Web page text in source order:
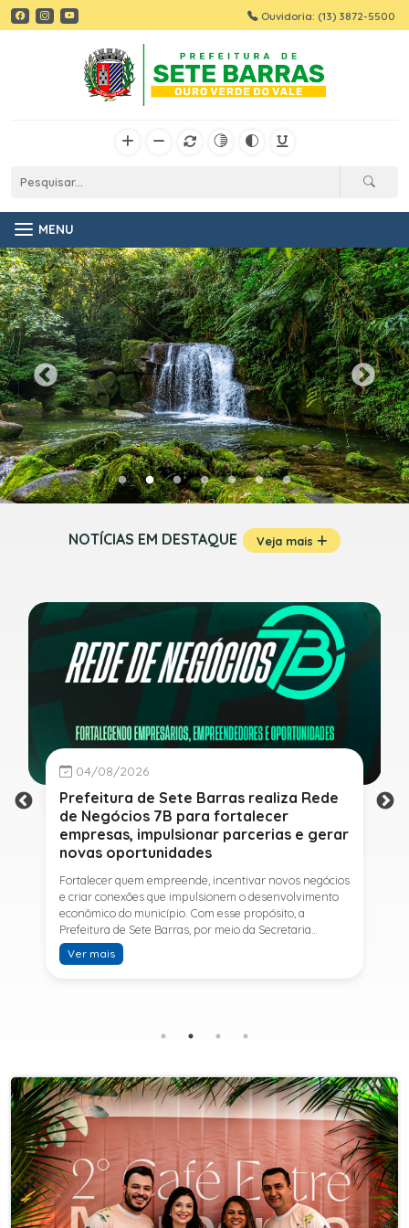
Ouvidoria: (13) 3872-5500
MENU
NOTÍCIAS EM DESTAQUE Veja mais
04/08/2026
Prefeitura de Sete Barras realiza Rede
de Negócios 7B para fortalecer
empresas, impulsionar parcerias e gerar
novas oportunidades
Fortalecer quem empreende, incentivar novos negócios
e criar conexões que impulsionem o desenvolvimento
econômico do município. Com esse propósito, a
Prefeitura de Sete Barras, por meio da Secretaria
Municipal de Turismo e Desenvolvimento Econômico,
promove na próxima terça-feira (11) a Rede de Negócios
telecomunicações e fundador da empresa Seu
Consultor, que compartilhará estratégias para
aumentar resultados, fortalecer relacionamentos
comerciais e ampliar as oportunidades de
negócios.Para a Secretária Municipal de Turismo e
Desenvolvimento Econômico, Edna Carvalho, a Rede de
Negócios 7B representa mais uma iniciativa da gestão
do Prefeito Ítalo Costa para fortalecer o
empreendedorismo e incentivar o crescimento das
Ver mais